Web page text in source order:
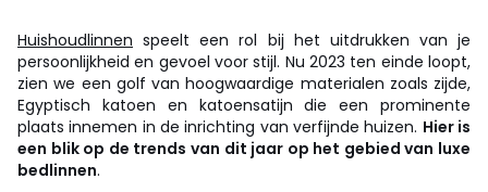
Huishoudlinnen speelt een rol bij het uitdrukken van je
persoonlijkheid en gevoel voor stijl. Nu 2023 ten einde loopt,
zien we een golf van hoogwaardige materialen zoals zijde,
Egyptisch katoen en katoensatijn die een prominente
plaats innemen in de inrichting van verfijnde huizen. Hier is
een blik op de trends van dit jaar op het gebied van luxe
bedlinnen.